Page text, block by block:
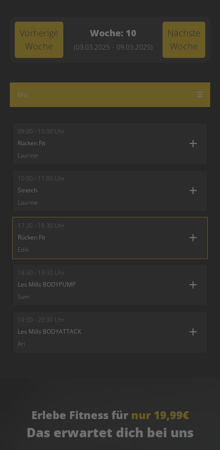
Vorherige
Woche
Woche: 10
(03.03.2025 - 09.03.2025)
Nächste
Woche
Mo
09:00 - 10:00 Uhr
Rücken Fit
Laurine
10:00 - 11:00 Uhr
Stretch
Laurine
17:30 - 18:30 Uhr
Rücken Fit
Edik
18:30 - 19:30 Uhr
Les Mills BODYPUMP
Sam
19:30 - 20:30 Uhr
Les Mills BODYATTACK
Ari
Erlebe Fitness für nur 19,99€
Das erwartet dich bei uns